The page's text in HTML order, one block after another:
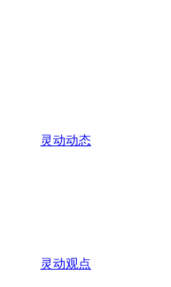
灵动动态
灵动观点